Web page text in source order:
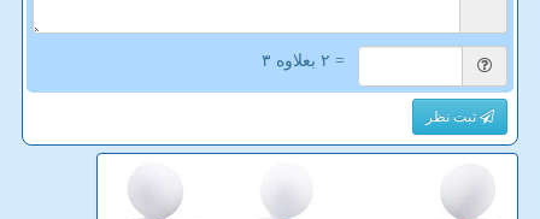
= ۲ بعلاوه ۳
ثبت نظر